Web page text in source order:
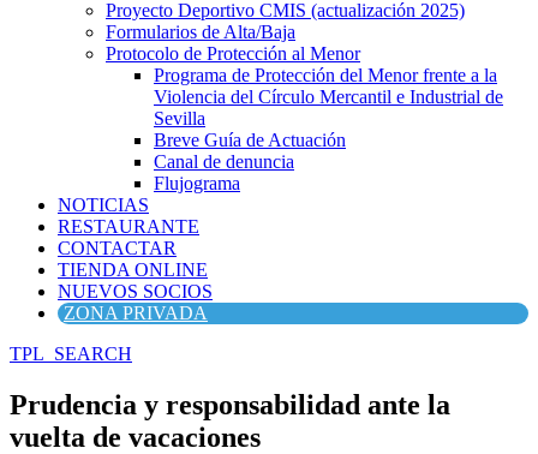
Proyecto Deportivo CMIS (actualización 2025)
Formularios de Alta/Baja
Protocolo de Protección al Menor
Programa de Protección del Menor frente a la
Violencia del Círculo Mercantil e Industrial de
Sevilla
Breve Guía de Actuación
Canal de denuncia
Flujograma
NOTICIAS
RESTAURANTE
CONTACTAR
TIENDA ONLINE
NUEVOS SOCIOS
ZONA PRIVADA
TPL_SEARCH
Prudencia y responsabilidad ante la
vuelta de vacaciones